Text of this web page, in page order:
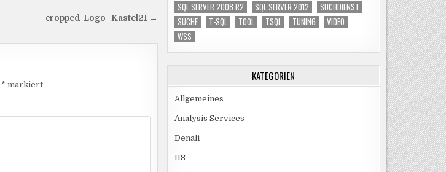
cropped-Logo_Kastel21 →
* markiert
SQL SERVER 2008 R2
SQL SERVER 2012
SUCHDIENST
SUCHE
T-SQL TOOL TSQL TUNING
VIDEO
WSS
KATEGORIEN
Allgemeines
Analysis Services
Denali
IIS